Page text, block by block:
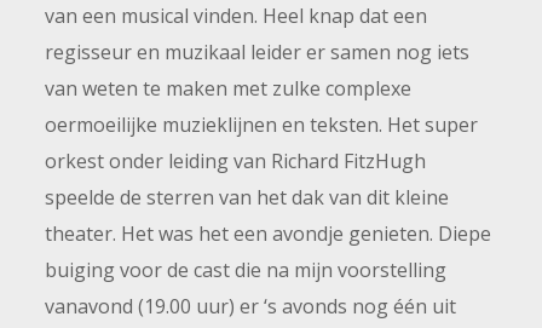
van een musical vinden. Heel knap dat een
regisseur en muzikaal leider er samen nog iets
van weten te maken met zulke complexe
oermoeilijke muzieklijnen en teksten. Het super
orkest onder leiding van Richard FitzHugh
speelde de sterren van het dak van dit kleine
theater. Het was het een avondje genieten. Diepe
buiging voor de cast die na mijn voorstelling
vanavond (19.00 uur) er ‘s avonds nog één uit